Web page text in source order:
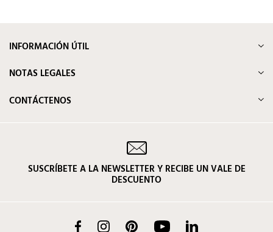
INFORMACIÓN ÚTIL
NOTAS LEGALES
CONTÁCTENOS
SUSCRÍBETE A LA NEWSLETTER Y RECIBE UN VALE DE
DESCUENTO
FacebookInstagram Pinterest YouTube